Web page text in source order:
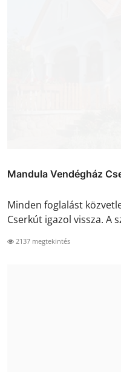
Mandula Vendégház
Minden foglalást
Cserkút igazol vissza. A
2137 megtekintés